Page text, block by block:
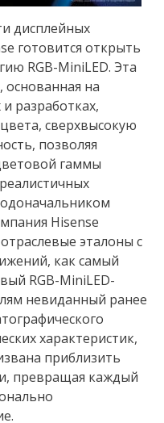
дисплейных
готовится открыть
RGB-MiniLED. Эта
на
разработках,
сверхвысокую
позволяя
гаммы
Hisense
эталоны с
как самый
RGB-MiniLED-
невиданный ранее
характеристик,
приблизить
превращая каждый